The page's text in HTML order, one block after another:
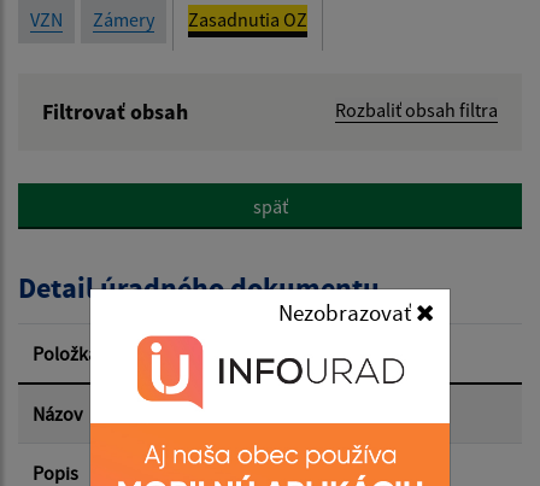
Nezobrazovať
VZN Zámery Zasadnutia OZ
Filtrovať obsah Rozbaliť obsah filtra
Popis:
Dátum zverejnenia od:
Dátum zverejnenia do:
späť
Detail úradného dokumentu
Položka Informácia
Názov Program OZ dňa 26.09.2025
Popis